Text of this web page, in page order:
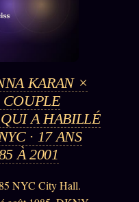
KARAN ×
COUPLE
QUI A HABILLÉ
· 17 ANS
À 2001
NYC City Hall.